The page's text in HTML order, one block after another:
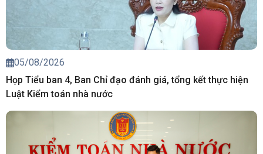
05/08/2026
Họp Tiểu ban 4, Ban Chỉ đạo đánh giá, tổng kết thực hiện
Luật Kiểm toán nhà nước